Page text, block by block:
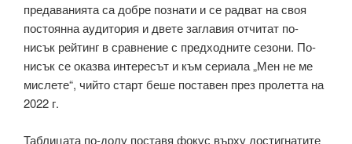
предаванията са добре познати и се радват на своя
постоянна аудитория и двете заглавия отчитат по-
нисък рейтинг в сравнение с предходните сезони. По-
нисък се оказва интересът и към сериала „Мен не ме
мислете“, чийто старт беше поставен през пролетта на
2022 г.
Таблицата по-долу поставя фокус върху достигнатите